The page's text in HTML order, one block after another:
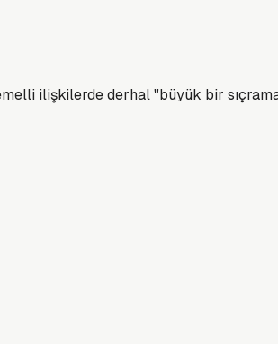
ilişkilerde derhal "büyük bir